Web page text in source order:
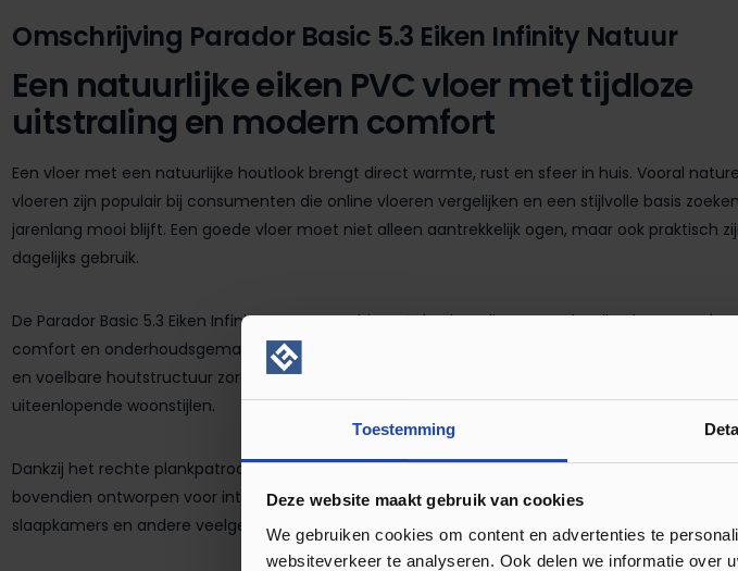
Toestemming
Deze website maakt gebruik van cookies
We gebruiken cookies om content en advertenties te
websiteverkeer te analyseren. Ook delen we informatie over
Omschrijving Parador Basic 5.3 Eiken Infinity Natuur
Een natuurlijke eiken PVC vloer met tijdloze
uitstraling en modern comfort
Een vloer met een natuurlijke houtlook brengt direct warmte, rust en sfeer in huis. Vooral
vloeren zijn populair bij consumenten die online vloeren vergelijken en een stijlvolle basis
jarenlang mooi blijft. Een goede vloer moet niet alleen aantrekkelijk ogen, maar ook praktisch
dagelijks gebruik.
De Parador Basic 5.3 Eiken Infinity Natuur combineert de uitstraling van echt eikenhout met het
comfort en onderhoudsgemak van modern klik PVC. De natuurlijke houttekening, warme
en voelbare houtstructuur zorgen voor een realistische uitstraling die perfect aansluit bij
uiteenlopende woonstijlen.
Dankzij het rechte plankpatroon krijgt iedere ruimte een rustige en ruimtelijke uitstraling. Deze
bovendien ontworpen voor intensief dagelijks gebruik, waardoor hij ideaal is voor woonkamers,
slaapkamers en andere veelgebruikte ruimtes in huis.